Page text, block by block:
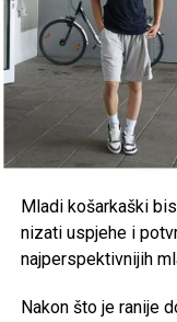
Mladi košarkaški
nizati uspjehe i
najperspektivnijih
Nakon što je ranije